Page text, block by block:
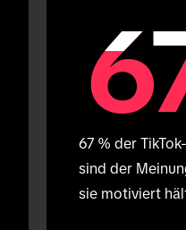
67 % der
sind der
sie motiviert